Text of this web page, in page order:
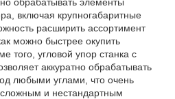
включая крупногабаритные
расширить ассортимент
можно быстрее окупить
того, угловой упор станка с
аккуратно обрабатывать
любыми углами, что очень
и нестандартным